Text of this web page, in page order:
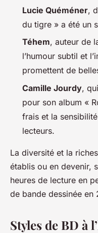
Lucie Quéméner,
du tigre » a été un
Téhem, auteur de
l’humour subtil et
promettent de
Camille Jourdy,
pour son album «
frais et la
lecteurs.
La diversité et la
établis ou en devenir,
heures de lecture en
de bande dessinée en
Styles de BD à